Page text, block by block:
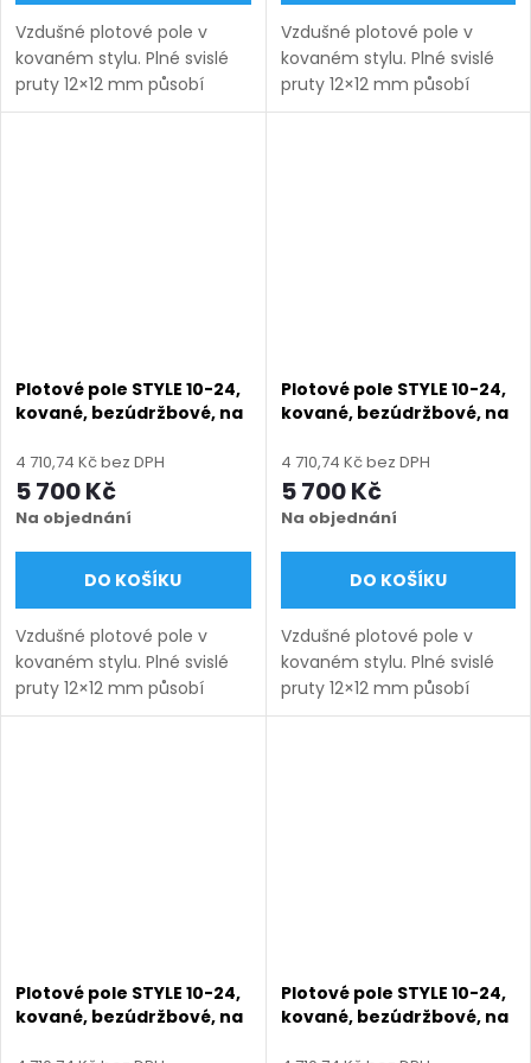
Vzdušné plotové pole v
kovaném stylu. Plné svislé
pruty 12×12 mm působí
lehce a nadčasově.
Vzdušné plotové pole v
kovaném stylu. Plné svislé
pruty 12×12 mm působí
lehce a nadčasově.
Plotové pole STYLE 10-24,
kované, bezúdržbové, na
mm, výška 650–1750
mm), hnědá RAL 8019
matná
4 710,74 Kč bez DPH
5 700 Kč
Na objednání
DO KOŠÍKU
Vzdušné plotové pole v
kovaném stylu. Plné svislé
pruty 12×12 mm působí
lehce a nadčasově.
Plotové pole STYLE 10-24,
kované, bezúdržbové, na
mm, výška 650–1750
mm), modrá RAL 5010
matná
4 710,74 Kč bez DPH
5 700 Kč
Na objednání
DO KOŠÍKU
Vzdušné plotové pole v
kovaném stylu. Plné svislé
pruty 12×12 mm působí
lehce a nadčasově.
Plotové pole STYLE 10-24,
kované, bezúdržbové, na
Plotové pole STYLE 10-24,
kované, bezúdržbové, na